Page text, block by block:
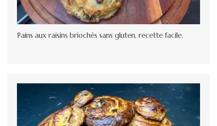
Pains aux raisins briochés sans gluten, recette facile.